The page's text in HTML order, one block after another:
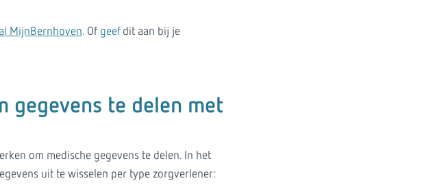
MijnBernhoven. Of geef dit aan bij je
gegevens te delen met
om medische gegevens te delen. In het
uit te wisselen per type zorgverlener: